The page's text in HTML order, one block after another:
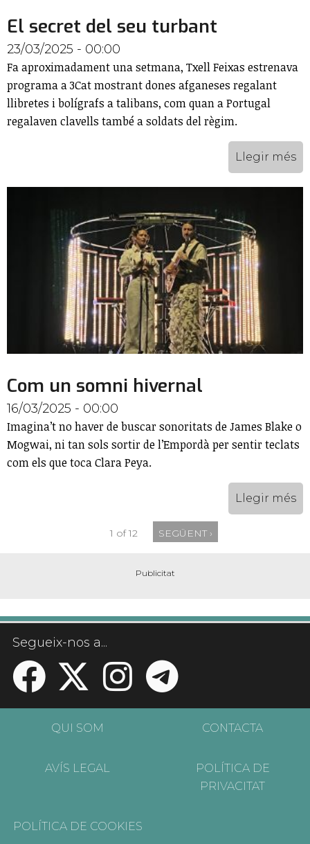
El secret del seu turbant
23/03/2025 - 00:00
Fa aproximadament una setmana, Txell Feixas estrenava
programa a 3Cat mostrant dones afganeses regalant
llibretes i bolígrafs a talibans, com quan a Portugal
regalaven clavells també a soldats del règim.
Llegir més
Com un somni hivernal
16/03/2025 - 00:00
Imagina’t no haver de buscar sonoritats de James Blake o
Mogwai, ni tan sols sortir de l’Empordà per sentir teclats
com els que toca Clara Peya.
Llegir més
1 of 12 SEGÜENT ›
Segueix-nos a...
QUI SOM CONTACTA
AVÍS LEGAL
POLÍTICA DE
PRIVACITAT
POLÍTICA DE COOKIES